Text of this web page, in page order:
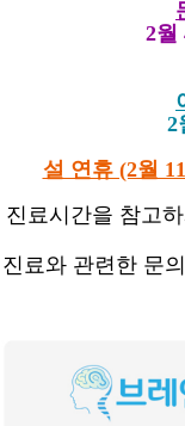
2월
2
설 연휴 (2월
진료시간을 참고
진료와 관련한 문